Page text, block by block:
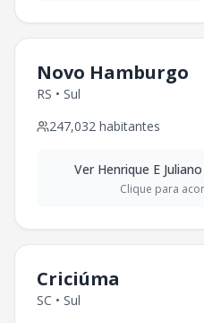
Novo Hamburgo
RS • Sul
247,032 habitantes
Ver Henrique E Juliano
Clique para
Criciúma
SC • Sul